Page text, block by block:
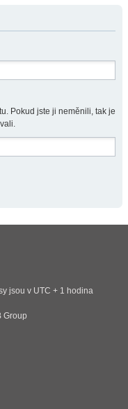
Pokud jste ji neměnili, tak je
jsou v UTC + 1 hodina
Group